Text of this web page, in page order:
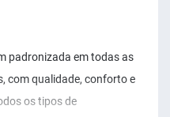
padronizada em todas as
com qualidade, conforto e
os tipos de